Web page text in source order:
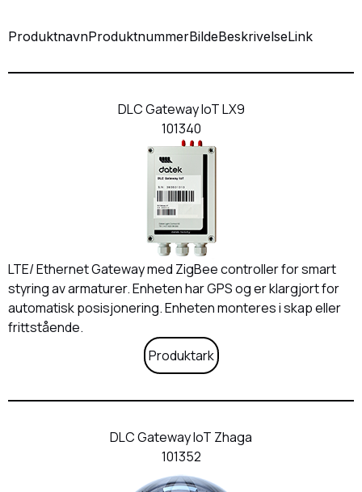
ProduktnavnProduktnummerBildeBeskrivelseLink
DLC Gateway IoT LX9
101340
LTE/ Ethernet Gateway med ZigBee controller for smart
styring av armaturer. Enheten har GPS og er klargjort for
automatisk posisjonering. Enheten monteres i skap eller
frittstående.
Produktark
DLC Gateway IoT Zhaga
101352